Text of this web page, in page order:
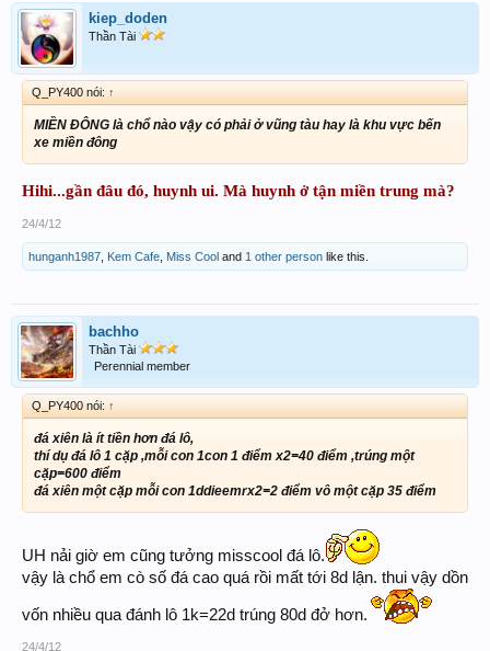
kiep_doden
Thần Tài
Q_PY400 nói: ↑
MIỀN ĐÔNG là chổ nào vậy có phải ở vũng tàu hay là khu vực bến
xe miền đông
Hihi...gần đâu đó, huynh ui. Mà huynh ở tận miền trung mà?
24/4/12
hunganh1987 Kem Cafe Miss Cool and 1 other person like this.
bachho
Thần Tài
Perennial member
Q_PY400 nói: ↑
đá xiên là ít tiền hơn đá lô,
thí dụ đá lô 1 cặp ,mỗi con 1con 1 điểm x2=40 điểm ,trúng một
cặp=600 điểm
đá xiên một cặp mỗi con 1ddieemrx2=2 điểm vô một cặp 35 điểm
UH nải giờ em cũng tưởng misscool đá lô.
vậy là chổ em cò số đá cao quá rồi mất tới 8d lận. thui vậy dồn
vốn nhiều qua đánh lô 1k=22d trúng 80d đở hơn.
24/4/12